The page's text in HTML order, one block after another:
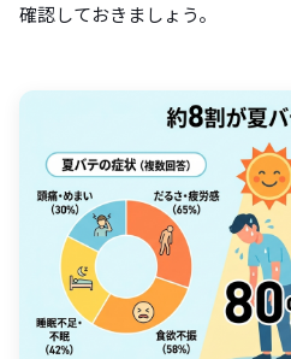
確認しておきましょう。